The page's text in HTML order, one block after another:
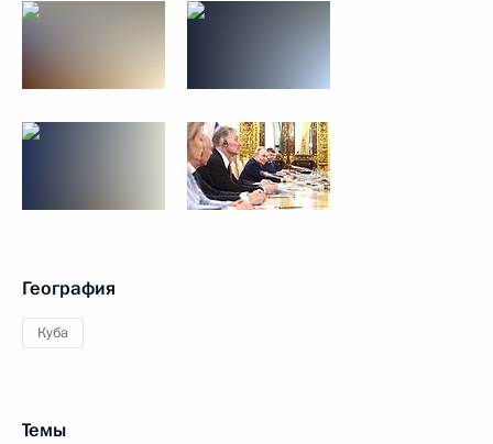
География
Куба
Темы